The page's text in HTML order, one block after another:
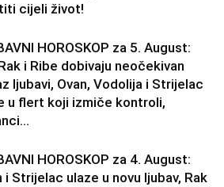
cijeli život!
HOROSKOP za 5. August:
i Ribe dobivaju neočekivan
ljubavi, Ovan, Vodolija i Strijelac
u flert koji izmiče kontroli,
HOROSKOP za 4. August:
i Strijelac ulaze u novu ljubav, Rak